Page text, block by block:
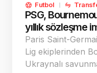
Futbol
PSG,
yıllık sözleşme
Paris Saint-
Lig ekiplerinden
Ukraynalı